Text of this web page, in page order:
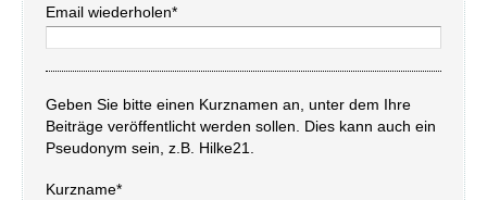
Email wiederholen*
Geben Sie bitte einen Kurznamen an, unter dem Ihre
Beiträge veröffentlicht werden sollen. Dies kann auch ein
Pseudonym sein, z.B. Hilke21.
Kurzname*